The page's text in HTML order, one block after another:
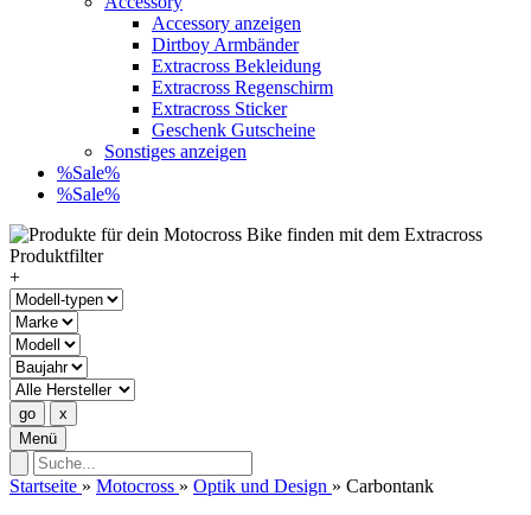
Accessory anzeigen
Dirtboy Armbänder
Extracross Bekleidung
Extracross Regenschirm
Extracross Sticker
Geschenk Gutscheine
Sonstiges anzeigen
%Sale%
%Sale%
+
Menü
Startseite » Motocross » Optik und Design » Carbontank